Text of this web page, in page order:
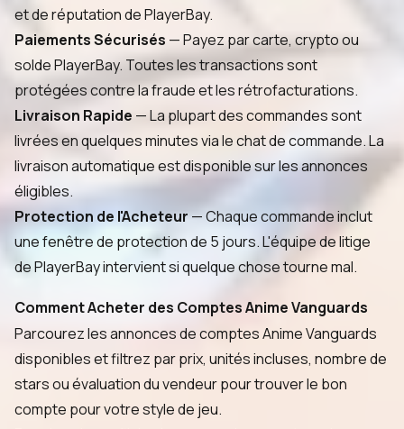
et de réputation de PlayerBay.
Paiements Sécurisés — Payez par carte, crypto ou
solde PlayerBay. Toutes les transactions sont
protégées contre la fraude et les rétrofacturations.
Livraison Rapide — La plupart des commandes sont
livrées en quelques minutes via le chat de commande. La
livraison automatique est disponible sur les annonces
éligibles.
Protection de l'Acheteur— Chaque commande inclut
une fenêtre de protection de 5 jours. L'équipe de litige
de PlayerBay intervient si quelque chose tourne mal.
Comment Acheter des Comptes Anime Vanguards
Parcourez les annonces de comptes Anime Vanguards
disponibles et filtrez par prix, unités incluses, nombre de
stars ou évaluation du vendeur pour trouver le bon
compte pour votre style de jeu.